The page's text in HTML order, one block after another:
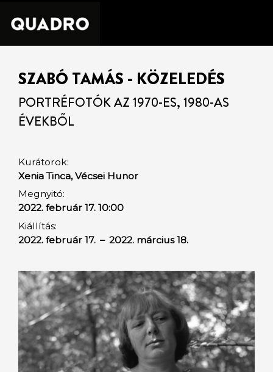
SZABÓ TAMÁS - KÖZELEDÉS
PORTRÉFOTÓK AZ 1970-ES, 1980-AS
ÉVEKBŐL
Kurátorok:
Xenia Tinca, Vécsei Hunor
Megnyitó:
2022. február 17. 10:00
Kiállítás:
2022. február 17. – 2022. március 18.